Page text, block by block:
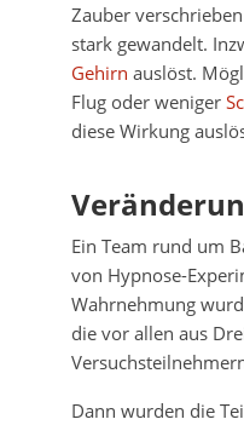
Zauber
stark gewandelt.
Gehirn auslöst.
Flug oder weniger
diese Wirkung
Ein Team rund um
von Hypnose-
Wahrnehmung
die vor allen aus
Dann wurden die